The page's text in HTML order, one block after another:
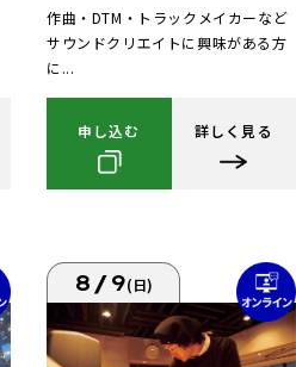
作曲・DTM・トラックメイカーなど
サウンドクリエイトに興味がある方
に...
申し込む 詳しく見る
8/9(日)